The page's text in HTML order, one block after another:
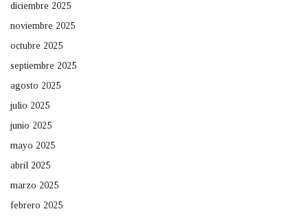
diciembre 2025
noviembre 2025
octubre 2025
septiembre 2025
agosto 2025
julio 2025
junio 2025
mayo 2025
abril 2025
marzo 2025
febrero 2025